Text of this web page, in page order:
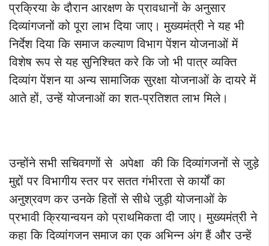
प्रक्रिया के दौरान आरक्षण के प्रावधानों के अनुसार
दिव्यांगजनों को पूरा लाभ दिया जाए। मुख्यमंत्री ने यह भी
निर्देश दिया कि समाज कल्याण विभाग पेंशन योजनाओं में
विशेष रूप से यह सुनिश्चित करे कि जो भी पात्र व्यक्ति
दिव्यांग पेंशन या अन्य सामाजिक सुरक्षा योजनाओं के दायरे में
आते हों, उन्हें योजनाओं का शत-प्रतिशत लाभ मिले।
उन्होंने सभी सचिवगणों से अपेक्षा की कि दिव्यांगजनों से जुड़े
मुद्दों पर विभागीय स्तर पर सतत गंभीरता से कार्यों का
अनुश्रवण कर उनके हितों से सीधे जुड़ी योजनाओं के
प्रभावी क्रियान्वयन को प्राथमिकता दी जाए। मुख्यमंत्री ने
कहा कि दिव्यांगजन समाज का एक अभिन्न अंग हैं और उन्हें